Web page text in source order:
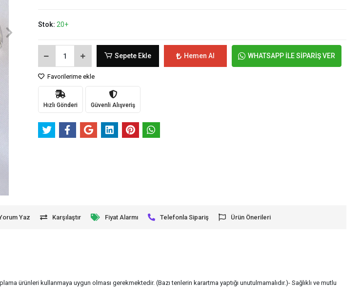
Stok: 20+
Sepete Ekle Hemen Al WHATSAPP İLE SİPARİŞ VER
Favorilerime ekle
Hızlı Gönderi Güvenli Alışveriş
Yaz Karşılaştır Fiyat Alarmı Telefonla Sipariş Ürün Önerileri
ürünleri kullanmaya uygun olması gerekmektedir. (Bazı tenlerin karartma yaptığı unutulmamalıdır.)- Sağlıklı ve mutlu